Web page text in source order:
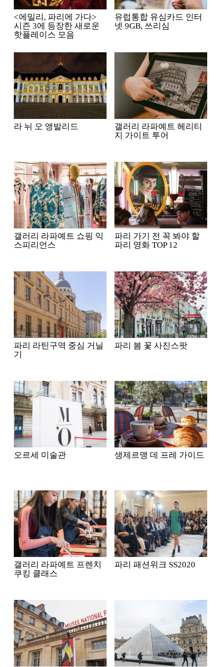
<에밀리, 파리에 가다>
시즌 3에 등장한 새로운
핫플레이스 모음
유럽통합 유심카드 인터
넷 9GB, 쓰리심
라 뉘 오 앵발리드
갤러리 라파예트 헤리티
지 가이트 투어
갤러리 라파예트 쇼핑 익
스피리언스
파리 가기 전 꼭 봐야 할
파리 영화 TOP 12
파리 라틴구역 중심 거닐
기
파리 봄 꽃 사진스팟
오르세 미술관 생제르맹 데 프레 가이드
갤러리 라파예트 프렌치
쿠킹 클래스
파리 패션위크 SS2020